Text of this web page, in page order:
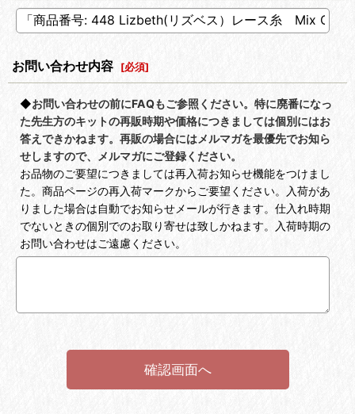
お問い合わせ内容 [必須]
◆お問い合わせの前にFAQもご参照ください。特に廃番になっ
た先生方のキットの再販時期や価格につきましては個別にはお
答えできかねます。再販の場合にはメルマガを最優先でお知ら
せしますので、メルマガにご登録ください。
お品物のご要望につきましては再入荷お知らせ機能をつけまし
た。商品ページの再入荷マークからご要望ください。入荷があ
りました場合は自動でお知らせメールが行きます。仕入れ時期
でないときの個別でのお取り寄せは致しかねます。入荷時期の
お問い合わせはご遠慮ください。
確認画面へ